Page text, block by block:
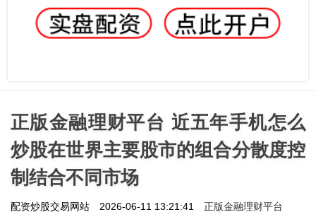
正版金融理财平台 近五年手机怎么
炒股在世界主要股市的组合分散度控
制结合不同市场
配资炒股交易网站 2026-06-11 13:21:41 正版金融理财平台